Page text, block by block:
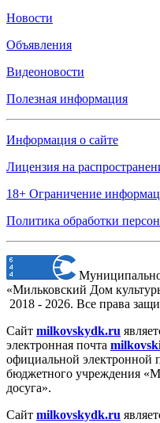
Новости
Объявления
Видеоновости
Полезная информация
Информация о сайте
Лицензия на
18+ Ограничение
Политика обработки
«Мильковский Дом
2018 - 2026. Все права
Сайт milkovskydk.ru
электронная почта
официальной электронной
бюджетного учреждения
досуга».
Сайт milkovskydk.ru